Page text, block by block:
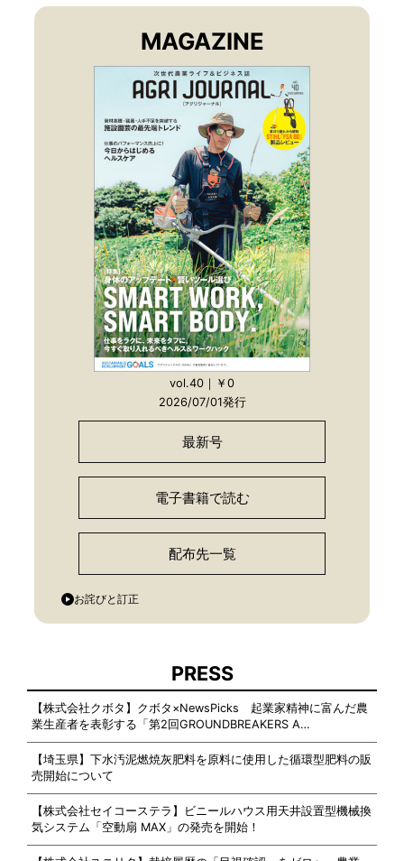
MAGAZINE
vol.40｜￥0
2026/07/01発行
最新号
電子書籍で読む
配布先一覧
お詫びと訂正
PRESS
【株式会社クボタ】クボタ×NewsPicks 起業家精神に富んだ農
業生産者を表彰する「第2回GROUNDBREAKERS A…
【埼玉県】下水汚泥燃焼灰肥料を原料に使用した循環型肥料の販
売開始について
【株式会社セイコーステラ】ビニールハウス用天井設置型機械換
気システム「空動扇 MAX」の発売を開始！